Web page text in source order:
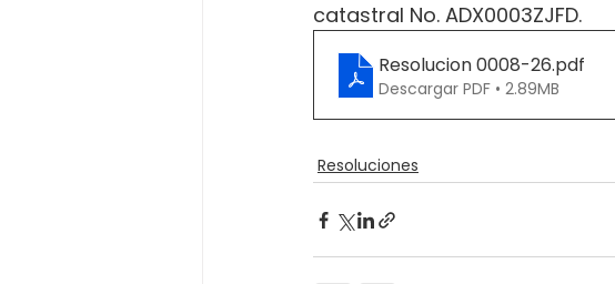
catastral No. ADX0003ZJFD.
Resolucion 0008-26.pdf
Descargar PDF • 2.89MB
Resoluciones